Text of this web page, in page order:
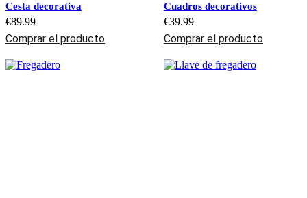
Cesta decorativa
€89.99
Comprar el producto
Cuadros decorativos
€39.99
Comprar el producto